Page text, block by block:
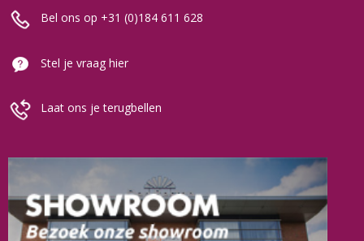
Bel ons op +31 (0)184 611 628
Stel je vraag hier
Laat ons je terugbellen